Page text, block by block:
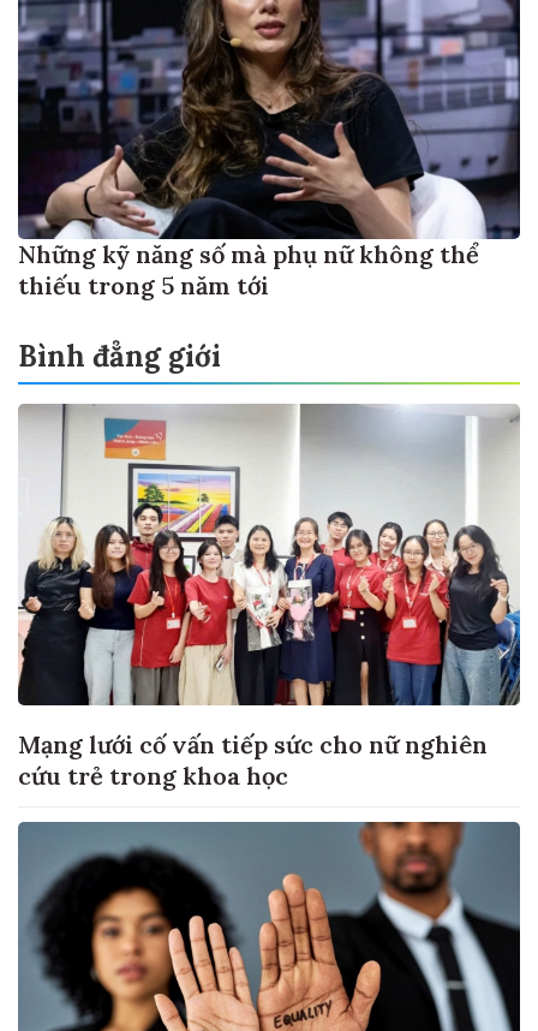
Những kỹ năng số mà phụ nữ không thể
thiếu trong 5 năm tới
Bình đẳng giới
Mạng lưới cố vấn tiếp sức cho nữ nghiên
cứu trẻ trong khoa học